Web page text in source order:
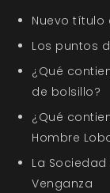
Nuevo título
Los puntos
¿Qué
de bolsillo?
¿Qué
Hombre
La
Venganza